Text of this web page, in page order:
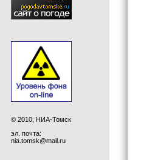
© 2010, НИА-Томск
эл. почта:
nia.tomsk@mail.ru